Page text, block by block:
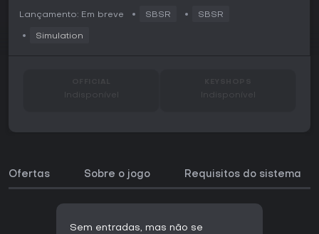
Lançamento: Em breve SBSR SBSR
Simulation
Indisponível Indisponível
Ofertas Sobre o jogo Requisitos do sistema
Sem entradas, mas não se